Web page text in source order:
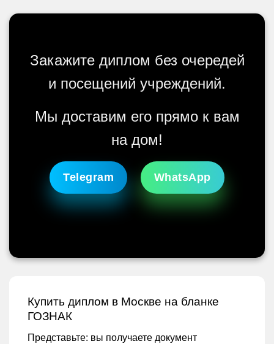
Закажите диплом без очередей
и посещений учреждений.
Мы доставим его прямо к вам
на дом!
Telegram WhatsApp
Купить диплом в Москве на бланке
ГОЗНАК
Представьте: вы получаете документ